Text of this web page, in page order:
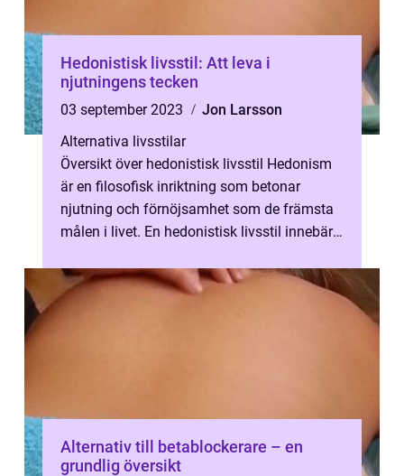
Hedonistisk livsstil: Att leva i
njutningens tecken
03 september 2023
Jon Larsson
Alternativa livsstilar
Översikt över hedonistisk livsstil Hedonism
är en filosofisk inriktning som betonar
njutning och förnöjsamhet som de främsta
målen i livet. En hedonistisk livsstil innebär
Alternativ till betablockerare – en
grundlig översikt